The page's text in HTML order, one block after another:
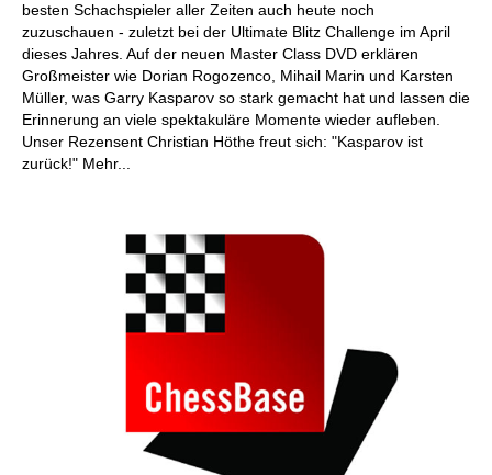
besten Schachspieler aller Zeiten auch heute noch
zuzuschauen - zuletzt bei der Ultimate Blitz Challenge im April
dieses Jahres. Auf der neuen Master Class DVD erklären
Großmeister wie Dorian Rogozenco, Mihail Marin und Karsten
Müller, was Garry Kasparov so stark gemacht hat und lassen die
Erinnerung an viele spektakuläre Momente wieder aufleben.
Unser Rezensent Christian Höthe freut sich: "Kasparov ist
zurück!" Mehr...